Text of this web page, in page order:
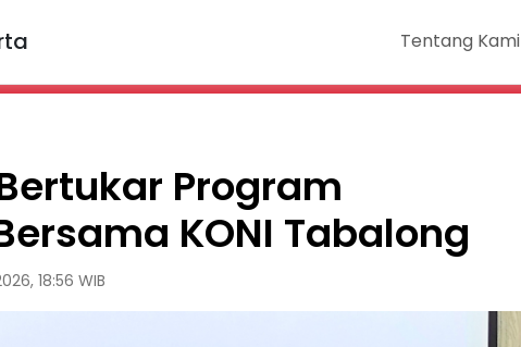
Tentang Kami
Program
KONI Tabalong
18:56 WIB